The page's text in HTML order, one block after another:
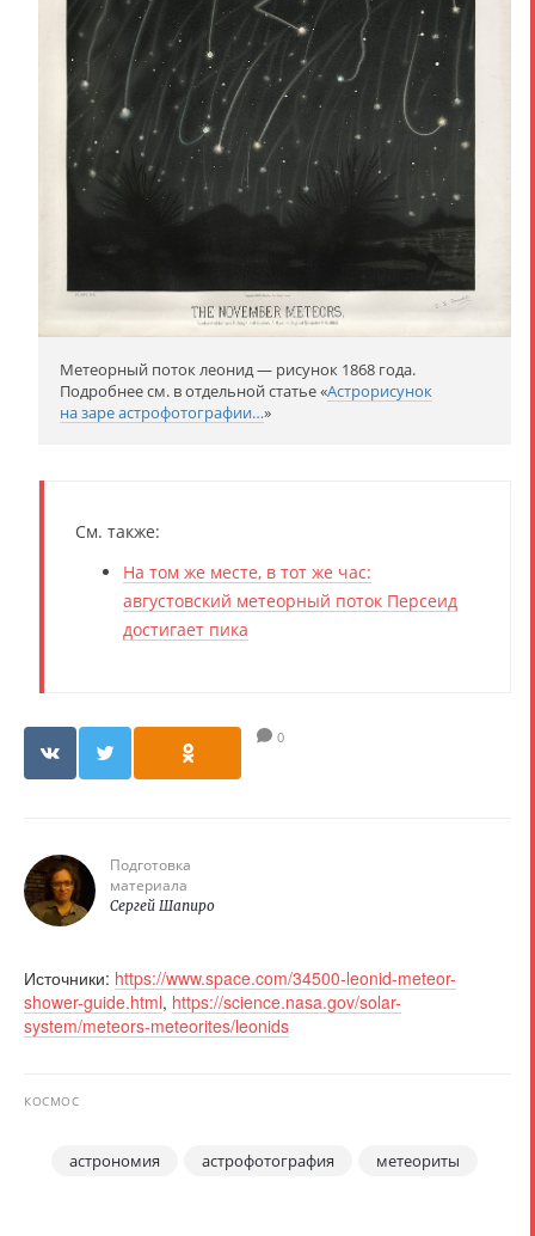
Метеорный поток леонид — рисунок 1868 года.
Подробнее см. в отдельной статье «Астрорисунок
на заре астрофотографии…»
См. также:
На том же месте, в тот же час:
августовский метеорный поток Персеид
достигает пика
0
Подготовка
материала
Сергей Шапиро
Источники: https://www.space.com/34500-leonid-meteor-
shower-guide.html, https://science.nasa.gov/solar-
system/meteors-meteorites/leonids
КОСМОС
астрономия астрофотография метеориты